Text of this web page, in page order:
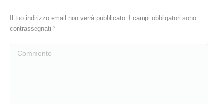
Il tuo indirizzo email non verrà pubblicato. I campi obbligatori sono
contrassegnati *